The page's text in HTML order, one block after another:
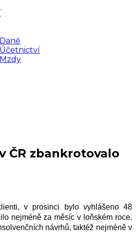
Daně
Účetnictví
Mzdy
ČR zbankrotovalo
v prosinci bylo vyhlášeno 48
nejméně za měsíc v loňském roce.
návrhů, taktéž nejméně v